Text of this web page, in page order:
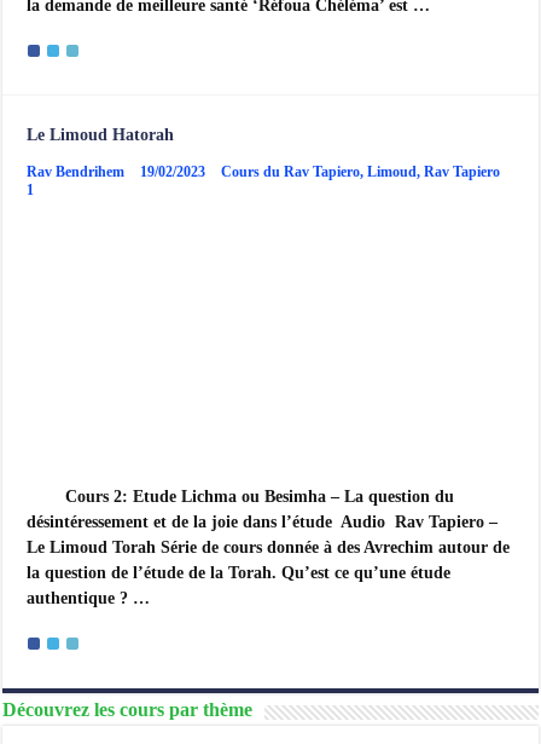
la demande de meilleure santé ‘Réfoua Chéléma’ est …
Le Limoud Hatorah
Rav Bendrihem 19/02/2023 Cours du Rav Tapiero,Limoud,Rav Tapiero
1
Cours 2: Etude Lichma ou Besimha – La question du
désintéressement et de la joie dans l’étude Audio Rav Tapiero –
Le Limoud Torah Série de cours donnée à des Avrechim autour de
la question de l’étude de la Torah. Qu’est ce qu’une étude
authentique ? …
Découvrez les cours par thème